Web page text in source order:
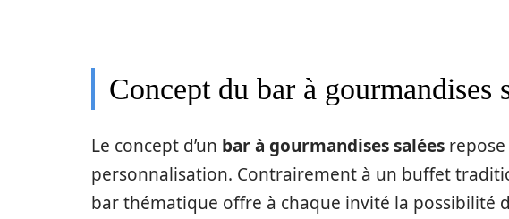
Concept du bar à gourmandises
Le concept d’un bar à gourmandises salées
personnalisation. Contrairement à un buffet
bar thématique offre à chaque invité la possibilité